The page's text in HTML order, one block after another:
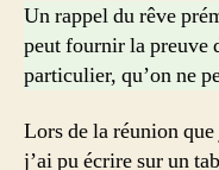
Un rappel du rêve
peut fournir la preuve
particulier, qu’on ne
Lors de la réunion
j’ai pu écrire sur un